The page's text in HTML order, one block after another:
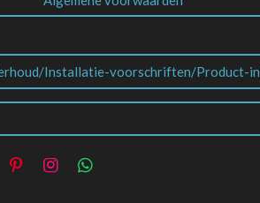
Installatie-voorschriften/Product-
P
I
W